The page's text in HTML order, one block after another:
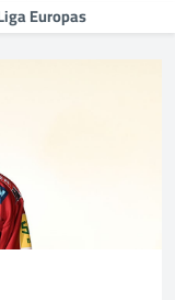
Europas